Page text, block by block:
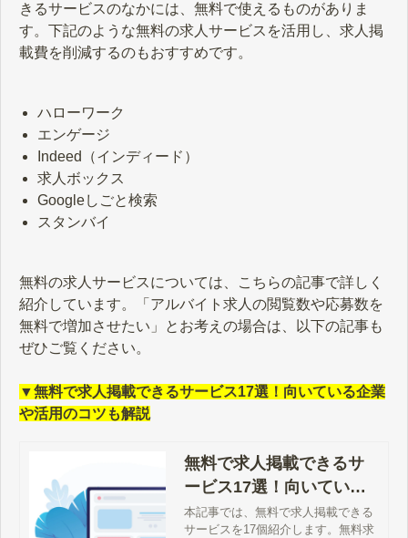
や注意点、運用のポイントについて
解説します。
きるサービスのなかには、無料で使えるものがありま
す。下記のような無料の求人サービスを活用し、求人掲
載費を削減するのもおすすめです。
ハローワーク
エンゲージ
Indeed（インディード）
求人ボックス
Googleしごと検索
スタンバイ
無料の求人サービスについては、こちらの記事で詳しく
紹介しています。「アルバイト求人の閲覧数や応募数を
無料で増加させたい」とお考えの場合は、以下の記事も
ぜひご覧ください。
▼無料で求人掲載できるサービス17選！向いている企業
や活用のコツも解説
無料で求人掲載できるサ
ービス17選！向いている
企業や活用のコツも解説
本記事では、無料で求人掲載できる
サービスを17個紹介します。無料求